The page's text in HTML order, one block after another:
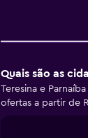
Quais são as
Teresina e
ofertas a partir de